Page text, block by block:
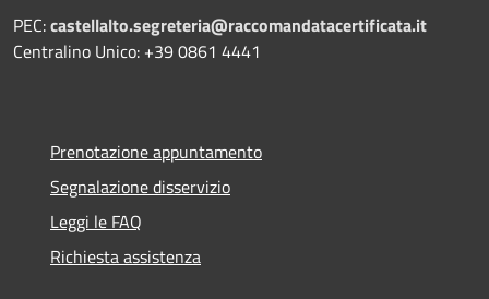
PEC:castellalto.segreteria@raccomandatacertificata.it
Centralino Unico: +39 0861 4441
Prenotazione appuntamento
Segnalazione disservizio
Leggi le FAQ
Richiesta assistenza